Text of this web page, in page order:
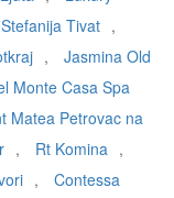
Tivat ,
,
Jasmina Old
Monte Casa Spa
Matea Petrovac na
, Rt Komina ,
,
Contessa